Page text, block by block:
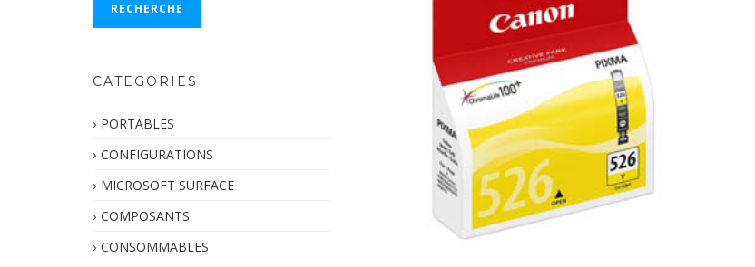
RECHERCHE
CATEGORIES
PORTABLES
CONFIGURATIONS
MICROSOFT SURFACE
COMPOSANTS
CONSOMMABLES